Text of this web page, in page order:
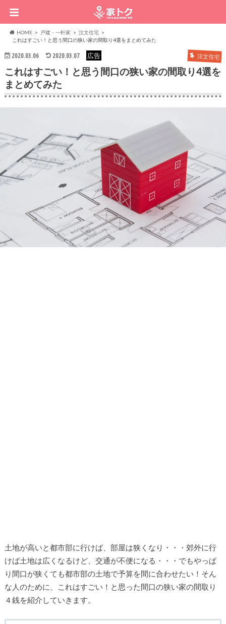
HOME 戸建・一軒家
注文住宅
これはすごい！と思う間口の狭い家の間取り4選をまとめてみた
2020.03.06 2020.03.07 注文住宅
広告
これはすごい！と思う間口の狭い家の間取り4選を
まとめてみた
土地が高いと都市部に行けば、部屋は狭くなり・・・郊外に行
けば土地は広くなるけど、交通が不便になる・・・でもやっぱ
り間口が狭くても都市部の土地で予算を間に合わせたい！そん
な人のために、これはすごい！と思った間口の狭い家の間取り
４銭を紹介していきます。